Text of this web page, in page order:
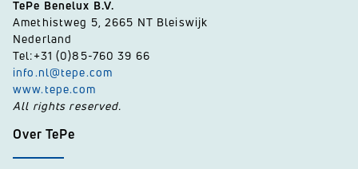
TePe Benelux B.V.
Amethistweg 5, 2665 NT Bleiswijk
Nederland
Tel:+31 (0)85-760 39 66
info.nl@tepe.com
www.tepe.com
All rights reserved.
Over TePe